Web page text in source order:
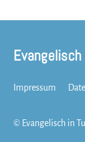
Impressum
© Evangelisch in